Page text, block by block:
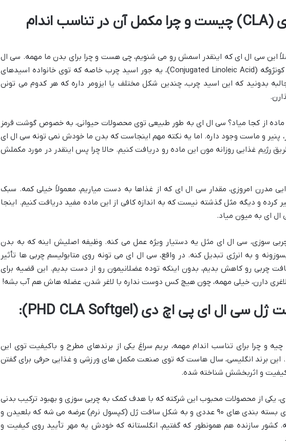
مقدمه: سی ال ای (CLA) چیست و چرا مکمل آن در تناسب اندام
این سی ال ای که اینقدر اسمش رو می شنویم، چی هست و چرا برای بدن ما مهمه. سی ال
ای یا همون لینولئیک اسید کونژوگه (Conjugated Linoleic Acid)، یه جور اسید چرب خاصه که توی خانواده اسیدهای
گیره. جالبه بدونید که این اسید چرب، چندین شکل مختلف یا ایزومر داره که هر کدوم می تونن
از کجا میاد؟ سی ال ای به طور طبیعی توی محصولات حیوانی، به خصوص گوشت قرمز
پنیر و ماست وجود داره. اما یه نکته مهم اینجاست که بدن ما خودش نمی تونه سی ال ای
رژیم غذایی روزانه مون این ماده رو دریافت کنیم. حالا چرا پس اینقدر در مورد مکملش
مدرن امروزی، مقدار سی ال ای که از غذاها به دست میاریم، معمولاً خیلی کمه. سبک
کرده و دیگه مثل گذشته نیست که به اندازه کافی از این ماده مفید دریافت کنیم. اینجا
ای به میون میاد.
سوزی، سی ال ای مثل یه دستیار ویژه عمل می کنه. وظیفه اصلیش اینه که به بدن
و به انرژی تبدیل کنه. در واقع، سی ال ای می تونه روی متابولیسم چربی ها تأثیر
چربی رو کاهش بدیم، بدون اینکه توده عضلانیمون رو از دست بدیم. این قضیه برای
لاغری دارن، خیلی مهمه، چون هیچ کس دوست نداره با لاغر شدن، عضله هاش هم آب بشه!
معرفی جامع سافت ژل سی ال ای پی اچ دی (PHD CLA Softgel):
و چرا برای تناسب اندام مهمه، بریم سراغ یکی از برندهای مطرح و باکیفیت توی این
. این برند انگلیسی، سال هاست که توی صنعت مکمل های ورزشی و غذایی حرفی برای گفتن
و اثربخشش شناخته شده.
یکی از محصولات محبوب این شرکته که با هدف کمک به چربی سوزی و بهبود ترکیب بدنی
طراحی شده. این محصول توی بسته بندی های ۹۰ عددی و به شکل سافت ژل (کپسول نرم) عرضه می شه که بلعیدن و
سازنده هم همونطور که گفتیم، انگلستانه که خودش یه مهر تأیید روی کیفیت و